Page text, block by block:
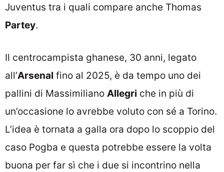
Juventus tra i quali compare anche Thomas
Partey.
Il centrocampista ghanese, 30 anni, legato
all’Arsenal fino al 2025, è da tempo uno dei
pallini di Massimiliano Allegri che in più di
un’occasione lo avrebbe voluto con sé a Torino.
L’idea è tornata a galla ora dopo lo scoppio del
caso Pogba e questa potrebbe essere la volta
buona per far sì che i due si incontrino nella